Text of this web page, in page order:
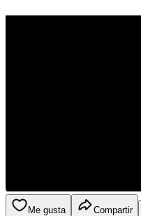
Me gusta Compartir